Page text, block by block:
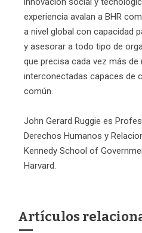
experiencia avalan a BHR
a nivel global con capacidad
y asesorar a todo tipo de
que precisa cada vez más
interconectadas capaces de
común.
John Gerard Ruggie es
Derechos Humanos y
Kennedy School of
Harvard.
Artículos